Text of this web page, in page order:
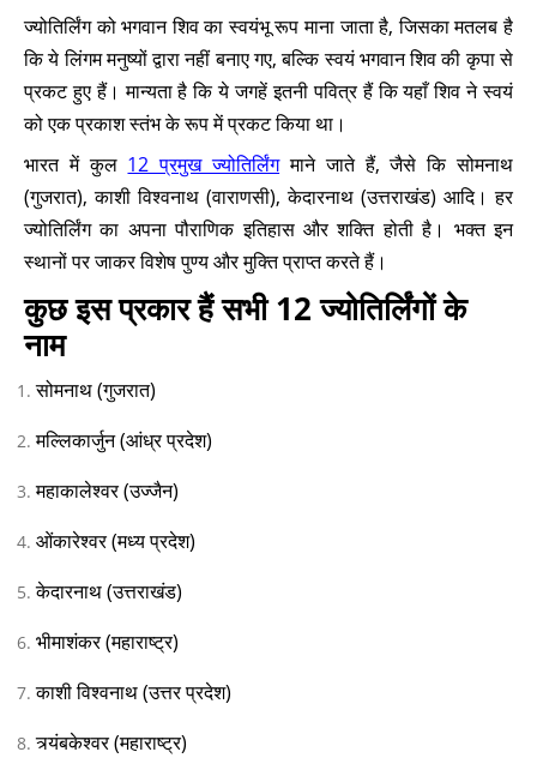
ज्योतिर्लिंग को भगवान शिव का स्वयंभू रूप माना जाता है, जिसका मतलब है
कि ये लिंगम मनुष्यों द्वारा नहीं बनाए गए, बल्कि स्वयं भगवान शिव की कृपा से
प्रकट हुए हैं। मान्यता है कि ये जगहें इतनी पवित्र हैं कि यहाँ शिव ने स्वयं
को एक प्रकाश स्तंभ के रूप में प्रकट किया था।
भारत में कुल 12 प्रमुख ज्योतिर्लिंगमाने जाते हैं, जैसे कि सोमनाथ
(गुजरात), काशी विश्वनाथ (वाराणसी), केदारनाथ (उत्तराखंड) आदि। हर
ज्योतिर्लिंग का अपना पौराणिक इतिहास और शक्ति होती है। भक्त इन
स्थानों पर जाकर विशेष पुण्य और मुक्ति प्राप्त करते हैं।
कुछ इस प्रकार हैं सभी 12 ज्योतिर्लिंगों के
नाम
सोमनाथ (गुजरात)
मल्लिकार्जुन (आंध्र प्रदेश)
महाकालेश्वर (उज्जैन)
ओंकारेश्वर (मध्य प्रदेश)
केदारनाथ (उत्तराखंड)
भीमाशंकर (महाराष्ट्र)
काशी विश्वनाथ (उत्तर प्रदेश)
त्र्यंबकेश्वर (महाराष्ट्र)